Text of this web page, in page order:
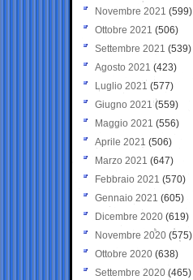
Novembre 2021 (599)
Ottobre 2021 (506)
Settembre 2021 (539)
Agosto 2021 (423)
Luglio 2021 (577)
Giugno 2021(559)
Maggio 2021 (556)
Aprile 2021 (506)
Marzo 2021 (647)
Febbraio 2021 (570)
Gennaio 2021 (605)
Dicembre 2020 (619)
Novembre 2020 (575)
Ottobre 2020 (638)
Settembre 2020(465)